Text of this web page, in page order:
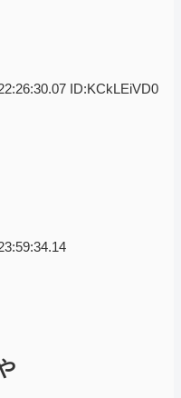
ID:KCkLEiVD0